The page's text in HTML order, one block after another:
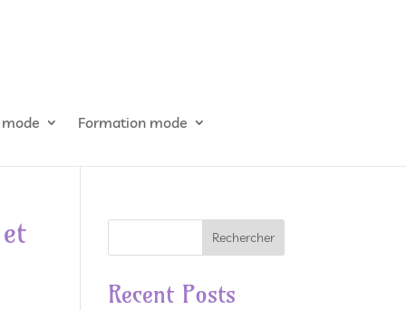
Formation mode
Rechercher
Recent Posts